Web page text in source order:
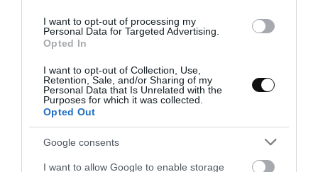
I want to opt-out of processing my
Personal Data for Targeted Advertising.
Opted In
I want to opt-out of Collection, Use,
Retention, Sale, and/or Sharing of my
Personal Data that Is Unrelated with the
Purposes for which it was collected.
Opted Out
Google consents
I want to allow Google to enable storage
Mousse de aguacate y chocolate con
¿A cuántos de vosotros os gusta la mousse? Estoy segura que si no a
todos, a la inmensa mayoría. Quizás algunos no la consumáis
porque llevéis a cabo una dieta...